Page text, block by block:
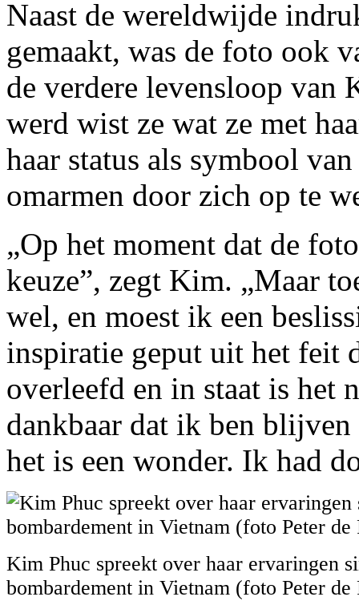
Naast de wereldwijde
gemaakt, was de foto ook
de verdere levensloop van
werd wist ze wat ze met
haar status als symbool
omarmen door zich op te
„Op het moment dat de
keuze”, zegt Kim. „Maar
wel, en moest ik een
inspiratie geput uit het feit
overleefd en in staat is het
dankbaar dat ik ben
het is een wonder. Ik had
Kim Phuc spreekt over haar ervaringen
bombardement in Vietnam (foto Peter de